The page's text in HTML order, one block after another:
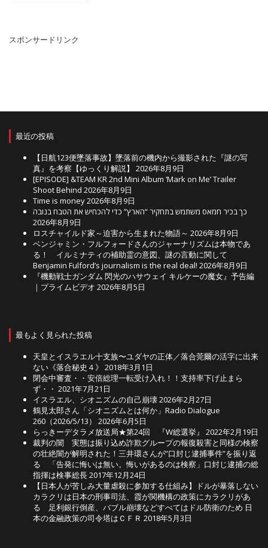
スポンサードリンク
最近の投稿
【日航123便墜落事故】墜落前の機内から撮影された『謎の写
真』を考察【ゆっくり解説】
2026年8月9日
[EPISODE] &TEAM KR 2nd Mini Album ‘Mark on Me’ Trailer
Shoot Behind 2026年8月9日
Time is money2026年8月9日
כך בכיר חמאס משתמש בתחקיר “הארץ” כדי להכחיש את הטבח בנובה
2026年8月9日
ロスチャイルド家～迫害から生まれた物語～ 2026年8月9日
ベンジャミン・フルフォードさんのジャーナリズムは本物であ
る！ イルミナティの補助霊の意図、謎の言動に関して
Benjamin Fulford’s journalism is the real deal! 2026年8月9日
『機動戦士ガンダム 閃光のハサウェイ キルケーの魔女』予告編
｜プライムビデオ 2026年8月5日
最もよく見られた投稿
天皇とイスラエル十支族〜ユダヤの正体／落合莞爾の活字に出来
ない《落合秘史４》 2018年3月1日
閉会中審査・・安倍総理一転受け入れ！！支持率下げ止まら
ず・・ 2021年7月21日
イスラエル、シオニズムの自己崩壊2026年2月27日
鶴見太郎さん「シオニズムとは何か」Radio Dialogue
260（2026/5/13）
2026年6月5日
らっきーデタラメ放送局★第24回 『W総選挙』
2022年2月19日
裁判の闇 実態は振り込め詐欺グループの報復殺害と同様の検察
の壮絶闇が解明された！三井環さんが”口封じ逮捕事件”を振り返
る 「告発に悔いは無い。悔いがあるのは検察」口封じ逮捕の総
指揮は検事総長2017年12月24日
【日本人が苦しみ大量虐殺に参加する仕組み】ドルが暴落しない
カラクリは日本の刑事司法、霞が関機構の政策にカラクリがあ
る 足利銀行倒産、バブル崩壊などすべてはドル防衛のため 日
本の金融政策の司令塔はＣＦＲ 2018年5月3日